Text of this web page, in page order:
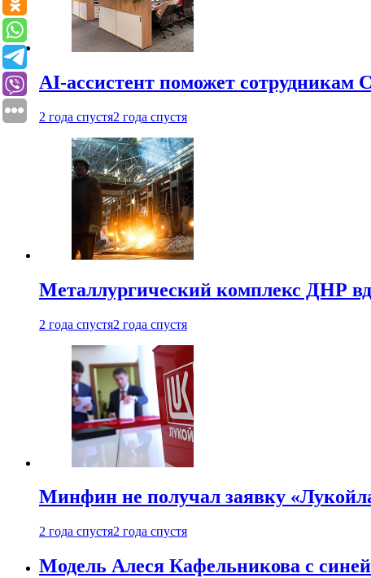
AI-ассистент поможет сотрудникам
2 года спустя2 года спустя
Металлургический комплекс ДНР
2 года спустя2 года спустя
Минфин не получал заявку
2 года спустя2 года спустя
Модель Алеся Кафельникова с